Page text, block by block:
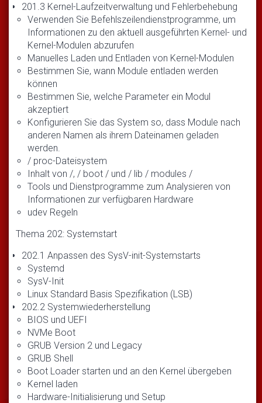
201.3 Kernel-Laufzeitverwaltung und Fehlerbehebung
Verwenden Sie Befehlszeilendienstprogramme, um
Informationen zu den aktuell ausgeführten Kernel- und
Kernel-Modulen abzurufen
Manuelles Laden und Entladen von Kernel-Modulen
Bestimmen Sie, wann Module entladen werden
können
Bestimmen Sie, welche Parameter ein Modul
akzeptiert
Konfigurieren Sie das System so, dass Module nach
anderen Namen als ihrem Dateinamen geladen
werden.
/ proc-Dateisystem
Inhalt von /, / boot / und / lib / modules /
Tools und Dienstprogramme zum Analysieren von
Informationen zur verfügbaren Hardware
udev Regeln
Thema 202: Systemstart
202.1 Anpassen des SysV-init-Systemstarts
Systemd
SysV-Init
Linux Standard Basis Spezifikation (LSB)
202.2 Systemwiederherstellung
BIOS und UEFI
NVMe Boot
GRUB Version 2 und Legacy
GRUB Shell
Boot Loader starten und an den Kernel übergeben
Kernel laden
Hardware-Initialisierung und Setup